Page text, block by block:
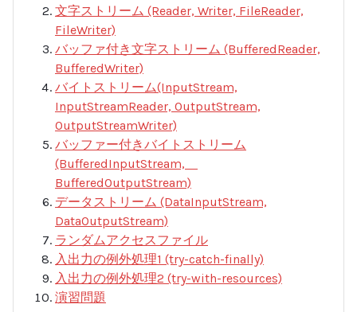
文字ストリーム (Reader, Writer, FileReader,
FileWriter)
バッファ付き文字ストリーム (BufferedReader,
BufferedWriter)
バイトストリーム(InputStream,
InputStreamReader, OutputStream,
OutputStreamWriter)
バッファー付きバイトストリーム
(BufferedInputStream,
BufferedOutputStream)
データストリーム (DataInputStream,
DataOutputStream)
ランダムアクセスファイル
入出力の例外処理1 (try-catch-finally)
入出力の例外処理2 (try-with-resources)
演習問題